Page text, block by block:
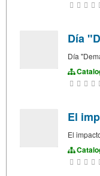
Día
Día
El
El